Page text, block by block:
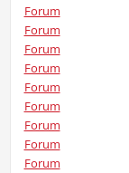
Forum
Forum
Forum
Forum
Forum
Forum
Forum
Forum
Forum